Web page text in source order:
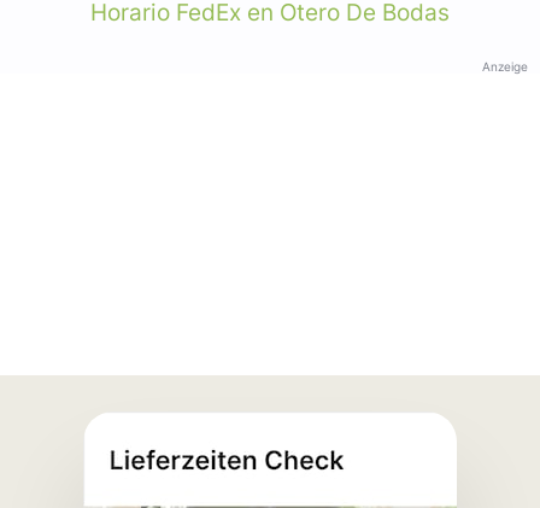
Horario FedEx en Otero De Bodas
Anzeige